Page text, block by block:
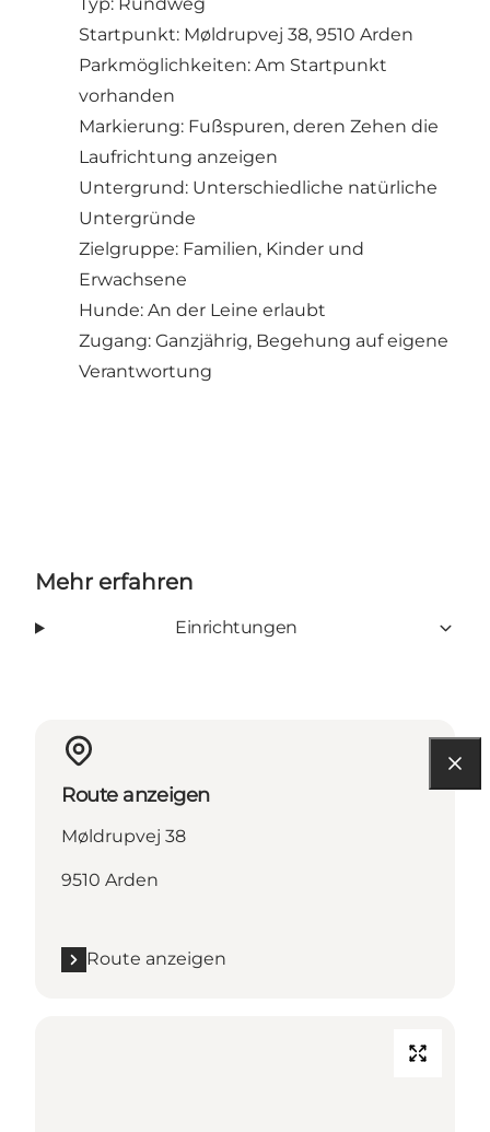
Typ: Rundweg
Startpunkt: Møldrupvej 38, 9510 Arden
Parkmöglichkeiten: Am Startpunkt
vorhanden
Markierung: Fußspuren, deren Zehen die
Laufrichtung anzeigen
Untergrund: Unterschiedliche natürliche
Untergründe
Zielgruppe: Familien, Kinder und
Erwachsene
Hunde: An der Leine erlaubt
Zugang: Ganzjährig, Begehung auf eigene
Verantwortung
Mehr erfahren
Einrichtungen
Route anzeigen
Møldrupvej 38
9510 Arden
Route anzeigen